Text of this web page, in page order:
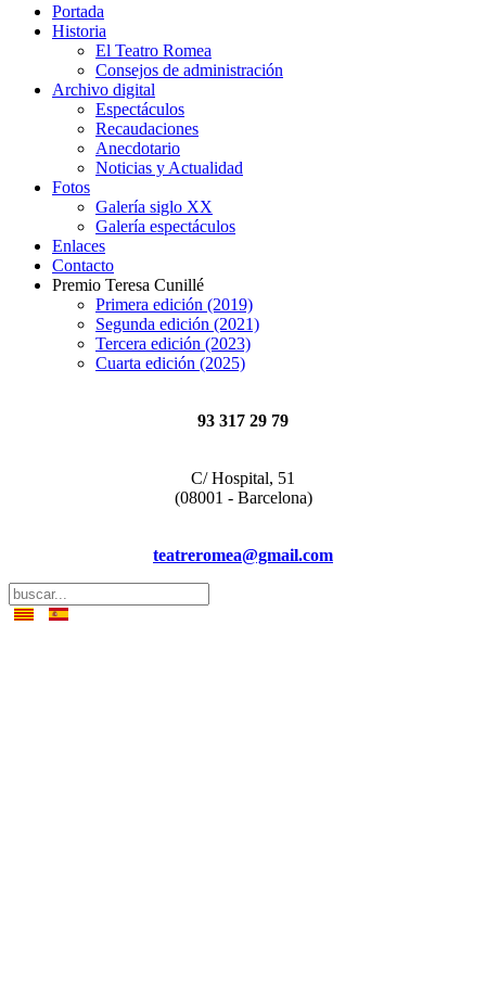
Portada
Historia
El Teatro Romea
Consejos de administración
Archivo digital
Espectáculos
Recaudaciones
Anecdotario
Noticias y Actualidad
Fotos
Galería siglo XX
Galería espectáculos
Enlaces
Contacto
Premio Teresa Cunillé
Primera edición (2019)
Segunda edición (2021)
Tercera edición (2023)
Cuarta edición (2025)
93 317 29 79
C/ Hospital, 51
(08001 - Barcelona)
teatreromea@gmail.com